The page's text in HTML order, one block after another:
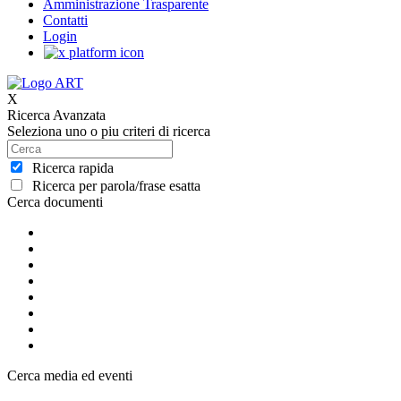
Amministrazione Trasparente
Contatti
Login
X
Ricerca Avanzata
Seleziona uno o piu criteri di ricerca
Ricerca rapida
Ricerca per parola/frase esatta
Cerca documenti
Cerca media ed eventi